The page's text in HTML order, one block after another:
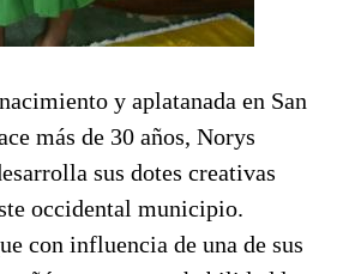
y aplatanada en San
más de 30 años, Norys
sus dotes creativas
occidental municipio.
con influencia de una de sus